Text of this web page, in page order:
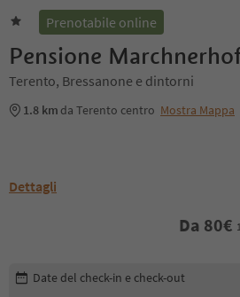
Prenotabile online
Pensione
Terento, Bressanone e dintorni
1.8 km da Terento centro Mostra Mappa
Dettagli
Da 80€
Modifica i dettagli della prenotazione
Date del check-in e check-out